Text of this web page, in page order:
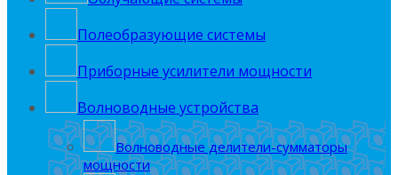
Полеобрaзующие системы
Приборные усилители мощности
Волноводные устройства
Волноводные делители-сумматоры
мощности